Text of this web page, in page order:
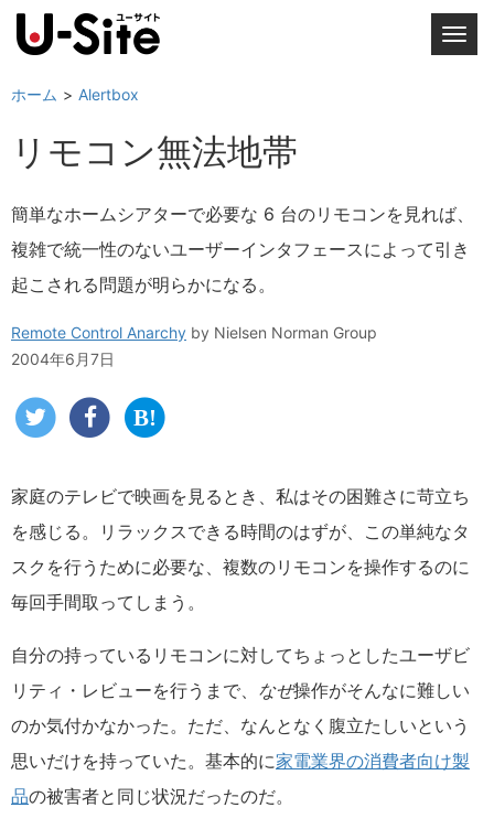
T
a
v
ホーム Alertbox
リモコン無法地帯
簡単なホームシアターで必要な 6 台のリモコンを見れば、
複雑で統一性のないユーザーインタフェースによって引き
起こされる問題が明らかになる。
Remote Control Anarchy by Nielsen Norman Group
2004年6月7日
家庭のテレビで映画を見るとき、私はその困難さに苛立ち
を感じる。リラックスできる時間のはずが、この単純なタ
スクを行うために必要な、複数のリモコンを操作するのに
毎回手間取ってしまう。
自分の持っているリモコンに対してちょっとしたユーザビ
リティ・レビューを行うまで、 なぜ操作がそんなに難しい
のか気付かなかった。ただ、なんとなく腹立たしいという
思いだけを持っていた。基本的に家電業界の消費者向け製
品の被害者と同じ状況だったのだ。